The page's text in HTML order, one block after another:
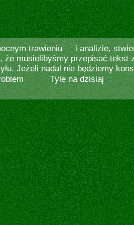
trawieniu
i analizie,
że musielibyśmy przepisać tekst
Jeżeli nadal nie będziemy
Tyle na dzisiaj.